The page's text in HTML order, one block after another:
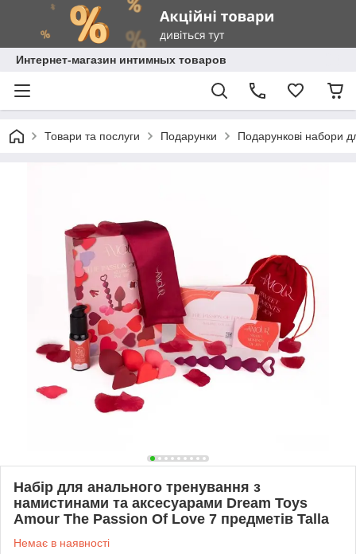
Интернет-магазин интимных товаров
Товари та послуги Подарунки Подарункові набори
Набір для анального тренування з
намистинами та аксесуарами Dream Toys
Amour The Passion Of Love 7 предметів Talla
Немає в наявності